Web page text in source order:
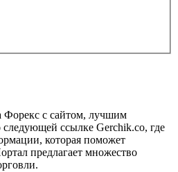
Форекс с сайтом, лучшим
следующей ссылке Gerchik.co, где
которая поможет
предлагает множество